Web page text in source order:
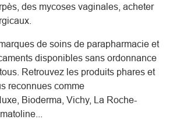
des mycoses vaginales, acheter
de soins de parapharmacie et
disponibles sans ordonnance
Retrouvez les produits phares et
reconnues comme
Bioderma, Vichy, La Roche-